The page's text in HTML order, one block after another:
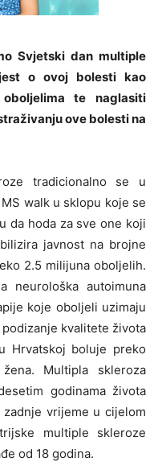
Svjetski dan multiple
o ovoj bolesti kao
te naglasiti
ove bolesti na
tradicionalno se u
walk u sklopu koje se
da hoda za sve one koji
javnost na brojne
2.5 milijuna oboljelih.
neurološka autoimuna
koje oboljeli uzimaju
kvalitete života
Hrvatskoj boluje preko
Multipla skleroza
godinama života
vrijeme u cijelom
multiple skleroze
od 18 godina.